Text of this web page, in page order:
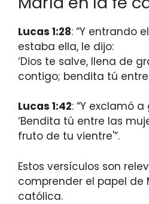
Lucas 1:28: “Y entrando
estaba ella, le dijo:
‘Dios te salve, llena de
contigo; bendita tú entre
Lucas 1:42: “Y exclamó
‘Bendita tú entre las
fruto de tu vientre'”.
Estos versículos son
comprender el papel de
católica.